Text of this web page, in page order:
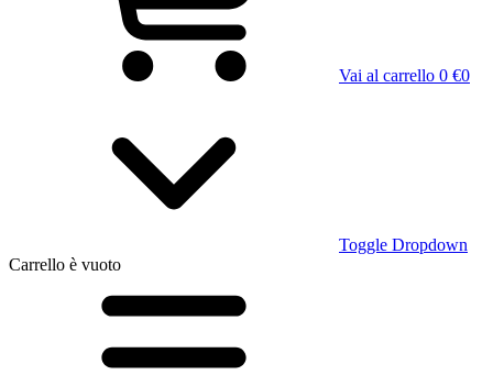
Vai al carrello 0 €0
Toggle Dropdown
Carrello è vuoto